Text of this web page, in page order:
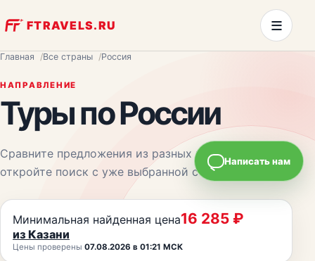
FTRAVELS.RU ≡
Главная Все страны Россия
НАПРАВЛЕНИЕ
Турыпо России
Сравните предложения из разных городов и
откройте поиск с уже выбранной страной.
Минимальная найденная цена16 285 ₽
из Казани
Цены проверены 07.08.2026 в 01:21 МСК
Написать нам